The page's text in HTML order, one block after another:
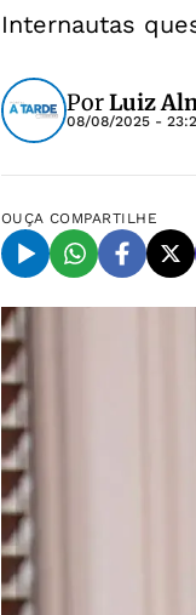
Internautas
PorLuiz
08/08/2025 -
OUÇA COMPARTILHE